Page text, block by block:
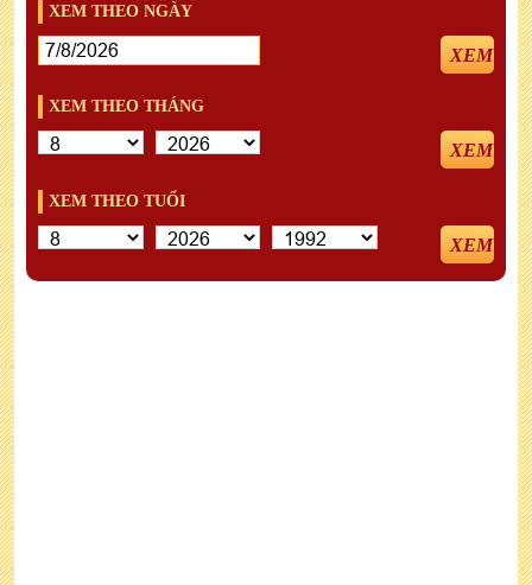
XEM THEO NGÀY
XEM
XEM THEO THÁNG
XEM
XEM THEO TUỔI
XEM